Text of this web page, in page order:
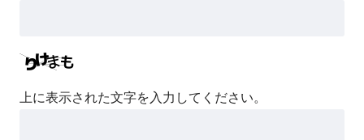
上に表示された文字を入力してください。